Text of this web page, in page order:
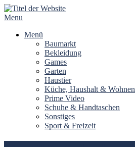
Skip
to
Menu
Menü
Baumarkt
Bekleidung
Games
Garten
Haustier
Küche, Haushalt & Wohnen
Prime Video
Schuhe & Handtaschen
Sonstiges
Sport & Freizeit